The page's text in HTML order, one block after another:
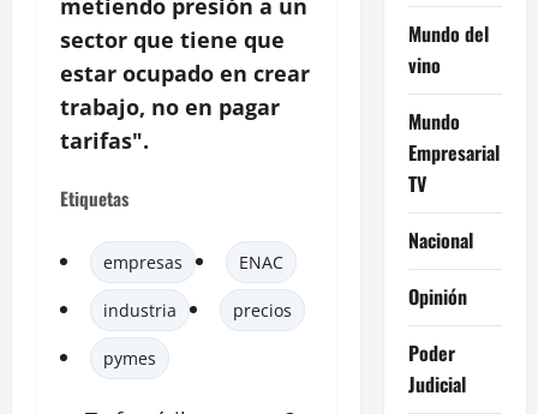
metiendo presión a un
sector que tiene que
estar ocupado en crear
trabajo, no en pagar
tarifas".
Etiquetas
empresas ENAC
industria precios
pymes
Mundo del
vino
Mundo
Empresarial
TV
Nacional
Opinión
Poder
Judicial